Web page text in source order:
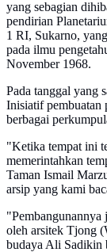
yang sebagian
pendirian
1 RI, Sukarno,
pada ilmu
November 1968.
Pada tanggal yang
Inisiatif pembuatan
berbagai
"Ketika tempat ini
memerintahkan
Taman Ismail
arsip yang kami
"Pembangunannya
oleh arsitek Tjong
budaya Ali Sadikin